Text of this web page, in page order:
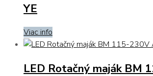
YE
Viac info
LED Rotačný maják BM